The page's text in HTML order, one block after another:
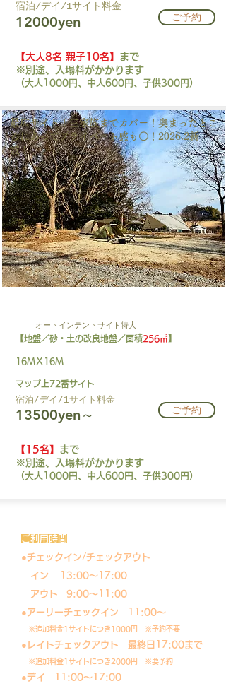
​宿泊/デイ/1サイト料金​
12000yen ご予約
【大人8名 親子10名】
まで
※別途、入場料がかかります
（大人1000円、中人600円、子供300円）
​最広サイト！三家族までカバー！奥まったとこ
ろにあってプライベート感も〇！2026.2新
設！
オートインテントサイト特大
【地盤／砂・土の改良地盤／面積256㎡】
16ＭＸ16Ｍ
​マップ上72番サイト
​宿泊/デイ/1サイト料金​
13500yen～ ご予約
【15名】
まで
※別途、入場料がかかります
（大人1000円、中人600円、子供300円）
ご利用時間
●チェックイン/チェックアウト
イン 13:00～17:00
アウト 9:00～​11:00
●アーリーチェックイン 11:00～
※追加料金1サイトにつき1000円 ※予約不要
●レイトチェ ックアウト 最終日17:00まで
​ ※追加料金1サイトにつき2000円 ※要予約
​●デイ 11:00～17:00